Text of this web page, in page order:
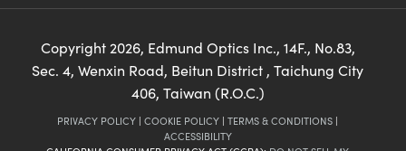
Copyright 2026, Edmund Optics Inc., 14F., No.83,
Sec. 4, Wenxin Road, Beitun District , Taichung City
406, Taiwan (R.O.C.)
PRIVACY POLICY | COOKIE POLICY | TERMS & CONDITIONS |
ACCESSIBILITY